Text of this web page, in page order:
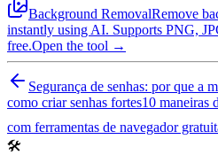
Background RemovalRemove
instantly using AI. Supports PNG,
free.Open the tool →
Segurança de senhas: por que a
como criar senhas fortes10 maneiras
com ferramentas de navegador
🛠️